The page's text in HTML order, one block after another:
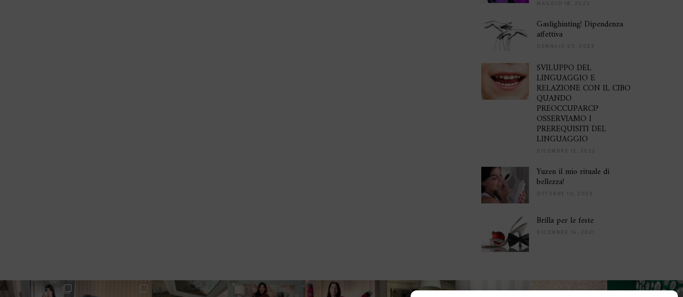
MAGGIO 18, 2023
Gaslighinting! Dipendenza
affettiva
GENNAIO 25, 2023
SVILUPPO DEL
LINGUAGGIO E
RELAZIONE CON IL CIBO
QUANDO
PREOCCUPARCI?
OSSERVIAMO I
PREREQUISITI DEL
LINGUAGGIO
DICEMBRE 12, 2022
Yuzen il mio rituale di
bellezza!
OTTOBRE 10, 2022
Brilla per le feste
DICEMBRE 16, 2021